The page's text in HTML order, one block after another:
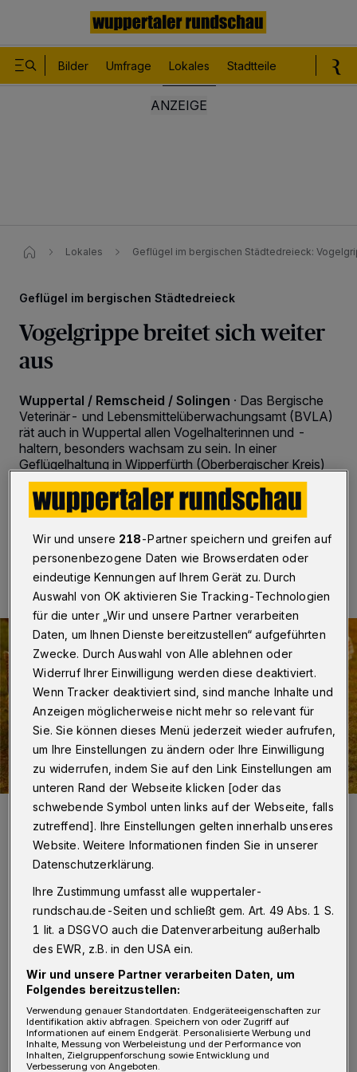
Bilder Umfrage Lokales Stadtteile
Lokales Geflügel im bergischen Städtedreieck:
Geflügel im bergischen Städtedreieck
Vogelgrippe breitet sich weiter
aus
Wuppertal / Remscheid / Solingen · Das Bergische
Veterinär- und Lebensmittelüberwachungsamt (BVLA)
rät auch in Wuppertal allen Vogelhalterinnen und -
haltern, besonders wachsam zu sein. In einer
Geflügelhaltung in Wipperfürth (Oberbergischer Kreis)
ist die Vogelgrippe ausgebrochen.
02.02.2022 , 17:53 Uhr 2 Minuten Lesezeit
Geflügelbestände sind zurzeit stark gefährdet (Symbolbild).
Foto: Alexas_Fotos
D eshalb wurde eine Sperrzone
eingerichtet, die eine Schutzzone mit
einem Radius von mindestens drei Kilometern
und eine Überwachungszone mit einem Radius
von mindestens zehn Kilometern umfasst.
Auch Remscheider Stadtgebiet ist betroffen:
Wir und unsere 218-Partner speichern und greifen auf
personenbezogene Daten wie Browserdaten oder
eindeutige Kennungen auf Ihrem Gerät zu. Durch
Auswahl von OK aktivieren Sie Tracking-Technologien
für die unter „Wir und unsere Partner verarbeiten
Daten, um Ihnen Dienste bereitzustellen“ aufgeführten
Zwecke. Durch Auswahl von Alle ablehnen oder
Widerruf Ihrer Einwilligung werden diese deaktiviert.
Wenn Tracker deaktiviert sind, sind manche Inhalte und
Anzeigen möglicherweise nicht mehr so relevant für
Sie. Sie können dieses Menü jederzeit wieder aufrufen,
um Ihre Einstellungen zu ändern oder Ihre Einwilligung
zu widerrufen, indem Sie auf den Link Einstellungen am
unteren Rand der Webseite klicken [oder das
schwebende Symbol unten links auf der Webseite, falls
zutreffend]. Ihre Einstellungen gelten innerhalb unseres
Website. Weitere Informationen finden Sie in unserer
Datenschutzerklärung.
Ihre Zustimmung umfasst alle wuppertaler-
rundschau.de-Seiten und schließt gem. Art. 49 Abs. 1 S.
1 lit. a DSGVO auch die Datenverarbeitung außerhalb
des EWR, z.B. in den USA ein.
Wir und unsere Partner verarbeiten Daten, um
Folgendes bereitzustellen:
Verwendung genauer Standortdaten. Endgeräteeigenschaften zur
Identifikation aktiv abfragen. Speichern von oder Zugriff auf
Informationen auf einem Endgerät. Personalisierte Werbung und
Inhalte, Messung von Werbeleistung und der Performance von
Inhalten, Zielgruppenforschung sowie Entwicklung und
Verbesserung von Angeboten.